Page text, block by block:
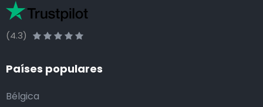
(4.3)
Países populares
Bélgica